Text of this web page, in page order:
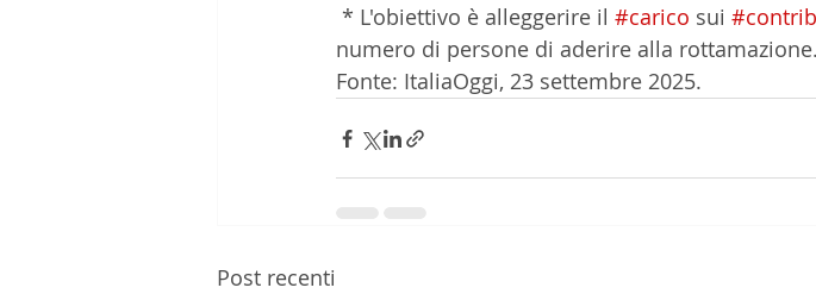
* L'obiettivo è alleggerire il #carico sui
numero di persone di aderire alla rottamazione.
Fonte: ItaliaOggi, 23 settembre 2025.
Post recenti